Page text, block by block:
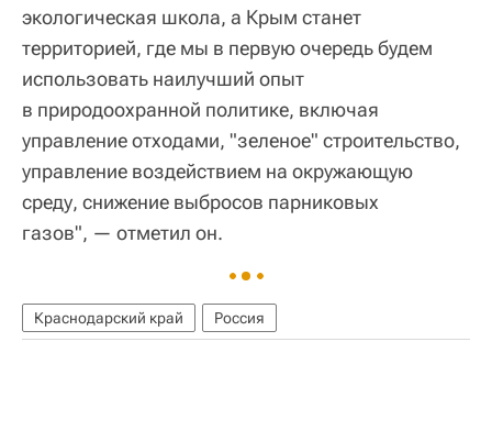
экологическая школа, а Крым станет
территорией, где мы в первую очередь будем
использовать наилучший опыт
в природоохранной политике, включая
управление отходами, "зеленое" строительство,
управление воздействием на окружающую
среду, снижение выбросов парниковых
газов", — отметил он.
Краснодарский край Россия